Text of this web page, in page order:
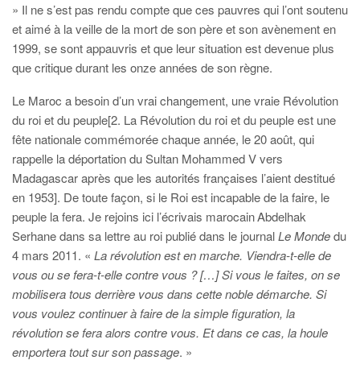
» Il ne s’est pas rendu compte que ces pauvres qui l’ont soutenu
et aimé à la veille de la mort de son père et son avènement en
1999, se sont appauvris et que leur situation est devenue plus
que critique durant les onze années de son règne.
Le Maroc a besoin d’un vrai changement, une vraie Révolution
du roi et du peuple[2. La Révolution du roi et du peuple est une
fête nationale commémorée chaque année, le 20 août, qui
rappelle la déportation du Sultan Mohammed V vers
Madagascar après que les autorités françaises l’aient destitué
en 1953]. De toute façon, si le Roi est incapable de la faire, le
peuple la fera. Je rejoins ici l’écrivais marocainAbdelhak
Serhane dans sa lettre au roi publié dans le journalLe Mondedu
4 mars 2011. « La révolution est en marche. Viendra-t-elle de
vous ou se fera-t-elle contre vous ? […] Si vous le faites, on se
mobilisera tous derrière vous dans cette noble démarche. Si
vous voulez continuer à faire de la simple figuration, la
révolution se fera alors contre vous. Et dans ce cas, la houle
emportera tout sur son passage. »